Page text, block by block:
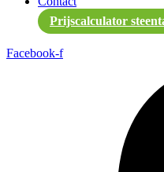
Prijscalculator
Facebook-f